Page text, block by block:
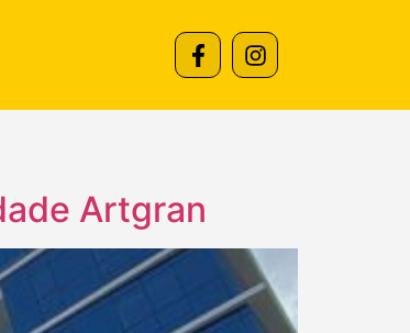
Artgran